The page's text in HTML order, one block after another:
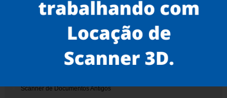
Scanner de Documentos
Scanner de Documentos Antigos